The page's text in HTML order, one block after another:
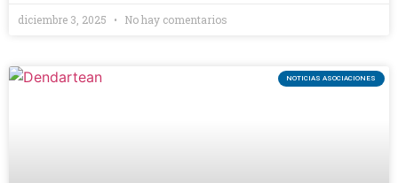
diciembre 3, 2025 No hay comentarios
NOTICIAS ASOCIACIONES